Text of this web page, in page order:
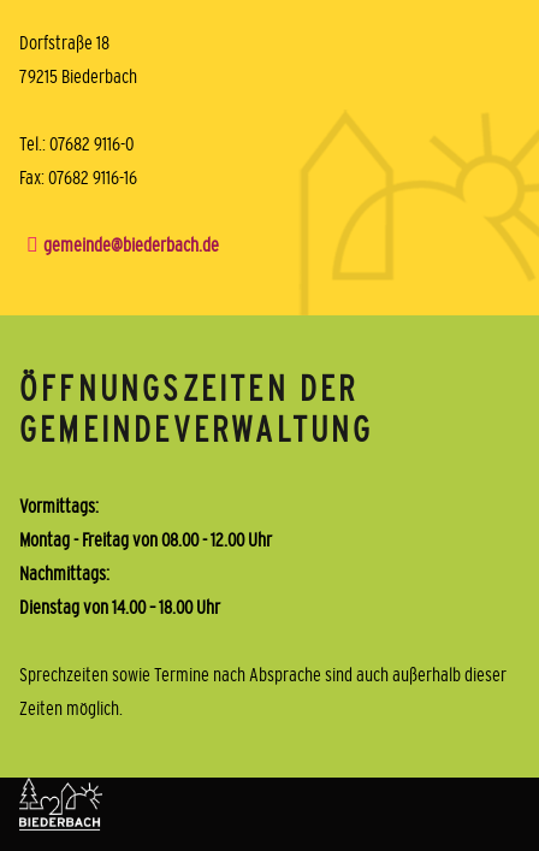
Dorfstraße 18
79215 Biederbach
Tel.: 07682 9116-0
Fax: 07682 9116-16
gemeinde@biederbach.de
ÖFFNUNGSZEITEN DER
GEMEINDEVERWALTUNG
Vormittags:
Montag - Freitag von 08.00 - 12.00 Uhr
Nachmittags:
Dienstag von 14.00 – 18.00 Uhr
Sprechzeiten sowie Termine nach Absprache sind auch außerhalb dieser
Zeiten möglich.